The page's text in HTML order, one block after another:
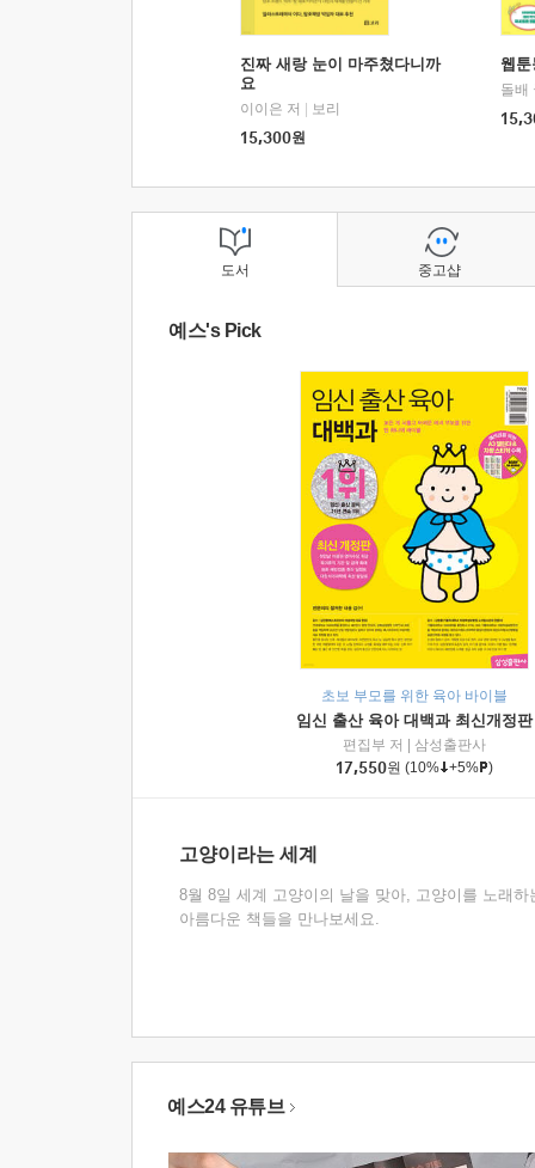
진짜 새랑 눈이 마주쳤다니까
요
이이은 저
보리
15,300원
웹
돌배
도서
예스's Pick
초보 부모를 위한 육아 바이블
임신 출산 육아 대백과 최신개정판
편집부 저
삼성출판사
17,550원 (10% +5% )
고양이라는 세계
8월 8일 세계 고양이의 날을 맞아, 고양이를 노래하
아름다운 책들을 만나보세요.
중고샵
예스24 유튜브